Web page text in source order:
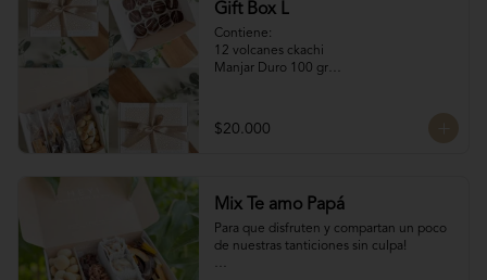
Gift Box L
Contiene:
12 volcanes ckachi
Manjar Duro 100 gr
Naranjitas con chocolate
$20.000
Mix Te amo Papá
Para que disfruten y compartan un poco
de nuestras tanticiones sin culpa!